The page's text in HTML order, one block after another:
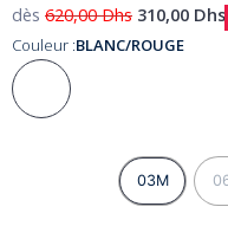
dès 620,00Dhs 310,00 Dhs
Couleur :BLANC/ROUGE
03M